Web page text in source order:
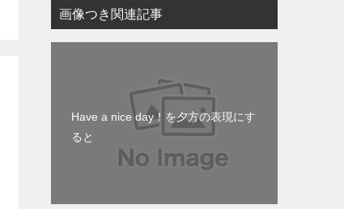
画像つき関連記事
Have a nice day！を夕方の表現にす
ると